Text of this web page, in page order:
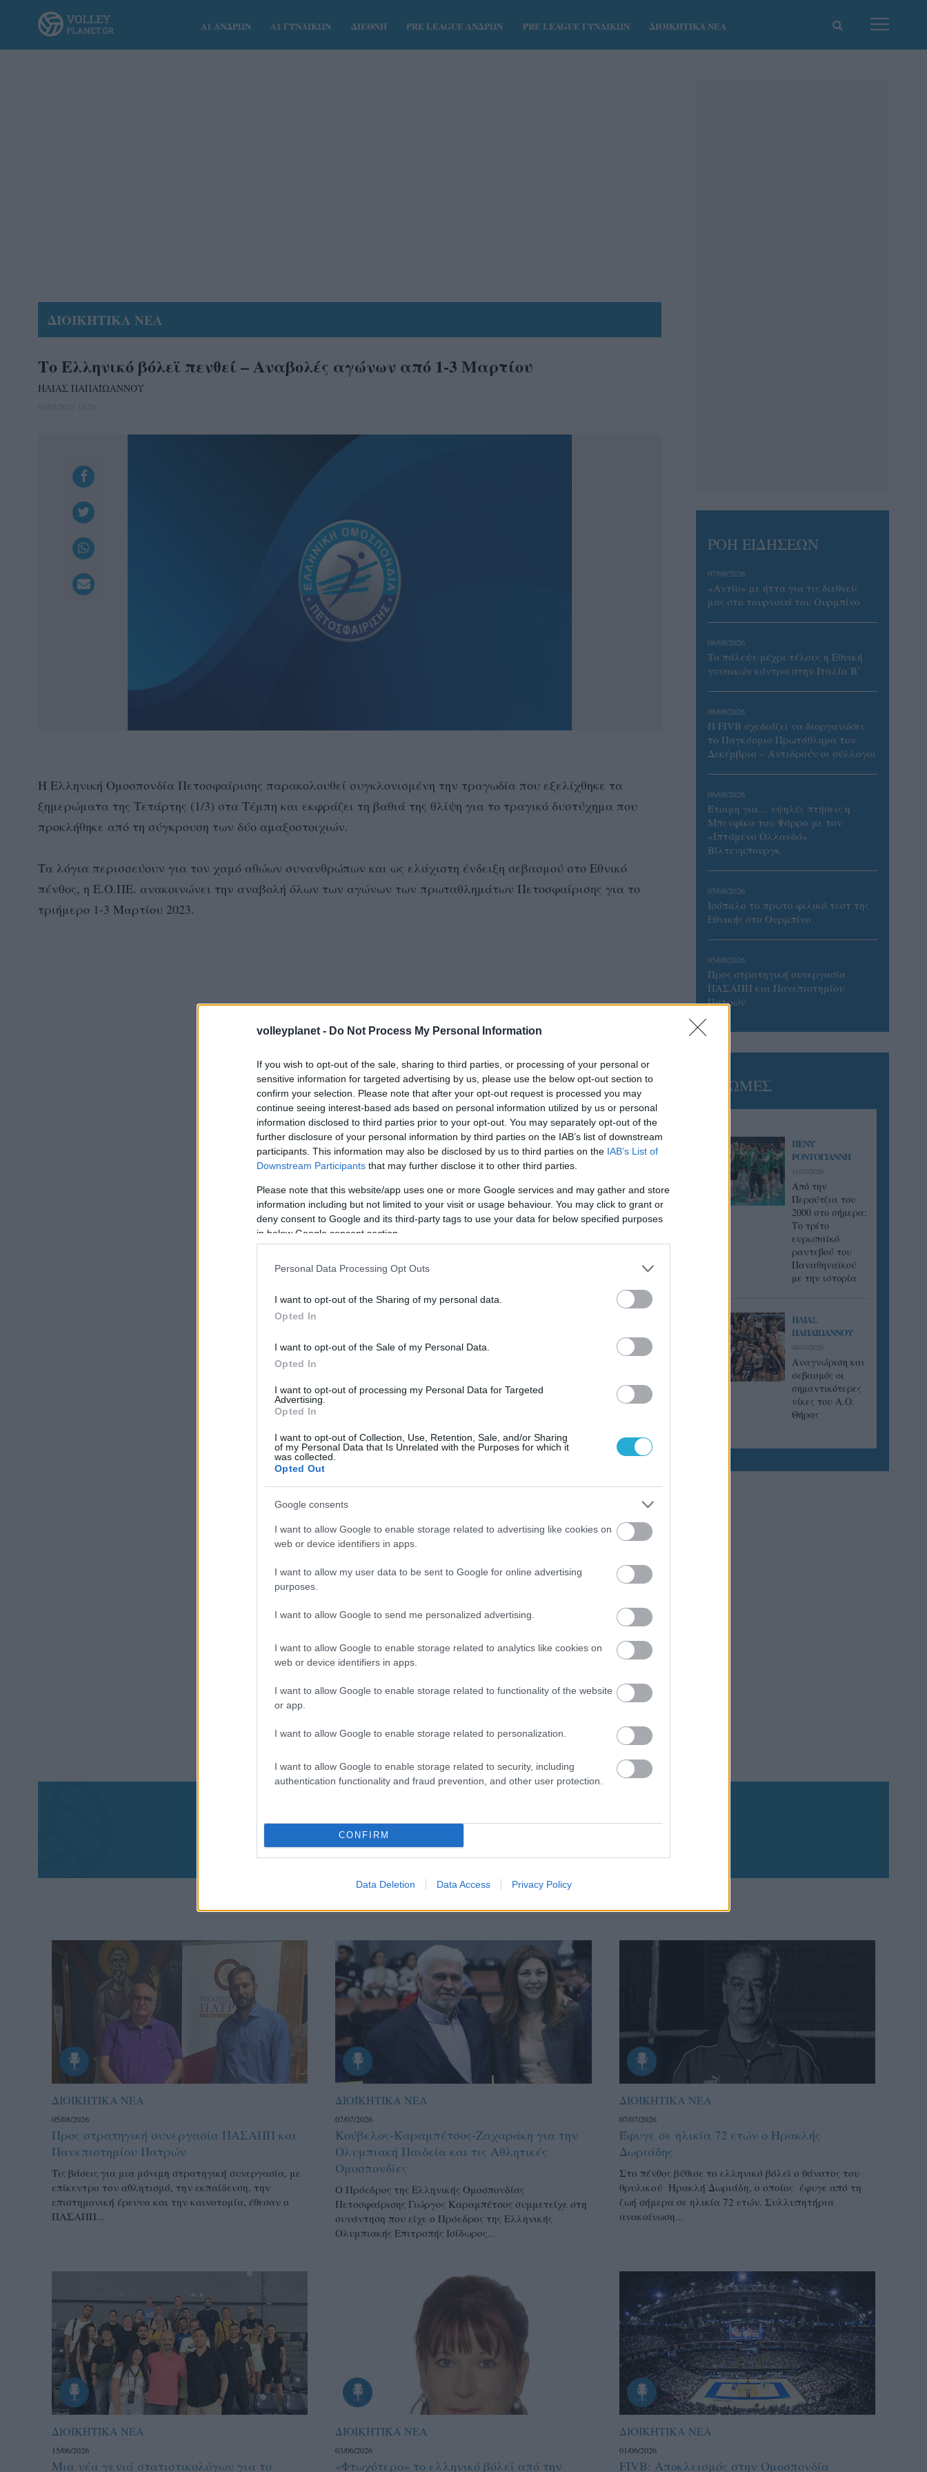
volleyplanet - Do Not Process My Personal Information
If you wish to opt-out of the sale, sharing to third parties, or processing of your personal or
sensitive information for targeted advertising by us, please use the below opt-out section to
confirm your selection. Please note that after your opt-out request is processed you may
continue seeing interest-based ads based on personal information utilized by us or personal
information disclosed to third parties prior to your opt-out. You may separately opt-out of the
further disclosure of your personal information by third parties on the IAB’s list of downstream
participants. This information may also be disclosed by us to third parties on the IAB’s List of
Downstream Participants that may further disclose it to other third parties.
Please note that this website/app uses one or more Google services and may gather and store
information including but not limited to your visit or usage behaviour. You may click to grant or
deny consent to Google and its third-party tags to use your data for below specified purposes
in below Google consent section.
Personal Data Processing Opt Outs
I want to opt-out of the Sharing of my personal data.
Opted In
I want to opt-out of the Sale of my Personal Data.
Opted In
I want to opt-out of processing my Personal Data for Targeted
Advertising.
Opted In
I want to opt-out of Collection, Use, Retention, Sale, and/or Sharing
of my Personal Data that Is Unrelated with the Purposes for which it
was collected.
Opted Out
Google consents
I want to allow Google to enable storage related to advertising like cookies on
web or device identifiers in apps.
I want to allow my user data to be sent to Google for online advertising
purposes.
I want to allow Google to send me personalized advertising.
I want to allow Google to enable storage related to analytics like cookies on
web or device identifiers in apps.
I want to allow Google to enable storage related to functionality of the website
or app.
I want to allow Google to enable storage related to personalization.
I want to allow Google to enable storage related to security, including
authentication functionality and fraud prevention, and other user protection.
CONFIRM
Data Deletion Data Access Privacy Policy
Α1 ΑΝΔΡΩΝ Α1 ΓΥΝΑΙΚΩΝ ΔΙΕΘΝΗ PRE LEAGUE ΑΝΔΡΩΝ PRE LEAGUE ΓΥΝΑΙΚΩΝ ΔΙΟΙΚΗΤΙΚΑ ΝΕΑ
ΔΙΟΙΚΗΤΙΚΑ ΝΕΑ
Το Ελληνικό βόλεϊ πενθεί – Αναβολές αγώνων από 1-3 Μαρτίου
ΗΛΙΑΣ ΠΑΠΑΪΩΑΝΝΟΥ
Η Ελληνική Ομοσπονδία Πετοσφαίρισης παρακολουθεί συγκλονισμένη την τραγωδία που εξελίχθηκε τα
ξημερώματα της Τετάρτης (1/3) στα Τέμπη και εκφράζει τη βαθιά της θλίψη για το τραγικό δυστύχημα που
προκλήθηκε από τη σύγκρουση των δύο αμαξοστοιχιών.
Τα λόγια περισσεύουν για τον χαμό αθώων συνανθρώπων και ως ελάχιστη ένδειξη σεβασμού στο Εθνικό
πένθος, η Ε.Ο.ΠΕ. ανακοινώνει την αναβολή όλων των αγώνων των πρωταθλημάτων Πετοσφαίρισης για το
τριήμερο 1-3 Μαρτίου 2023.
ΡΟΗ ΕΙΔΗΣΕΩΝ
07/08/2026
«Αντίο» με ήττα για τις διεθνείς
μας στο τουρνουά του Ουρμπίνο
06/08/2026
Το πάλεψε μέχρι τέλους η Εθνική
γυναικών κόντρα στην Ιταλία Β’
06/08/2026
Η FIVB σχεδιάζει να διοργανώσει
το Παγκόσμιο Πρωτάθλημα τον
Δεκέμβριο – Αντιδρούν οι σύλλογοι
06/08/2026
Έτοιμη για… υψηλές πτήσεις η
Μπενφίκα του Ψάρρα με τον
«Ιπτάμενο Ολλανδό»
Βίλτενμπουργκ
05/08/2026
Ισόπαλο το πρωτο φιλικό τεστ της
Εθνικής στο Ουρμπίνο
05/08/2026
Προς στρατηγική συνεργασία
ΠΑΣΑΠΠ και Πανεπιστημίου
Πατρών
ΓΝΩΜΕΣ
ΠΕΝΥ
ΡΟΝΤΟΓΙΑΝΝΗ
11/03/2026
Από την
Περούτζια του
2000 στο σήμερα:
Tο τρίτο
ευρωπαϊκό
ραντεβού του
Παναθηναϊκού
με την ιστορία
ΗΛΙΑΣ
ΠΑΠΑΪΩΑΝΝΟΥ
08/03/2026
Αναγνώριση και
σεβασμός οι
σημαντικότερες
νίκες του Α.Ο.
Θήρας
παντού…
ΔΙΟΙΚΗΤΙΚΑ ΝΕΑ
05/08/2026
Προς στρατηγική συνεργασία ΠΑΣΑΠΠ και
Πανεπιστημίου Πατρών
Τις βάσεις για μια μόνιμη στρατηγική συνεργασία, με
επίκεντρο τον αθλητισμό, την εκπαίδευση, την
επιστημονική έρευνα και την καινοτομία, έθεσαν ο
ΠΑΣΑΠΠ...
ΔΙΟΙΚΗΤΙΚΑ ΝΕΑ
07/07/2026
Κούβελος-Καραμπέτσος-Ζαχαράκη για την
Ολυμπιακή Παιδεία και τις Αθλητικές
Ομοσπονδίες
Ο Πρόεδρος της Ελληνικής Ομοσπονδίας
Πετοσφαίρισης Γιώργος Καραμπέτσος συμμετείχε στη
συνάντηση που είχε ο Πρόεδρος της Ελληνικής
Ολυμπιακής Επιτροπής Ισίδωρος...
ΔΙΟΙΚΗΤΙΚΑ ΝΕΑ
07/07/2026
Έφυγε σε ηλικία 72 ετών ο Ηρακλής
Δωριάδης
Στο πένθος βύθισε το ελληνικό βόλεϊ ο θάνατος του
θρυλικού Ηρακλή Δωριάδη, ο οποίος έφυγε από τη
ζωή σήμερα σε ηλικία 72 ετών. Συλλυπητήρια
ανακοίνωση...
ΔΙΟΙΚΗΤΙΚΑ ΝΕΑ
15/06/2026
Μια νέα γενιά στατιστικολόγων για το
ΔΙΟΙΚΗΤΙΚΑ ΝΕΑ
03/06/2026
«Φτωχότερο» το ελληνικό βόλεϊ από την
ΔΙΟΙΚΗΤΙΚΑ ΝΕΑ
01/06/2026
FIVB: Αποκλεισμός στην Ομοσπονδία